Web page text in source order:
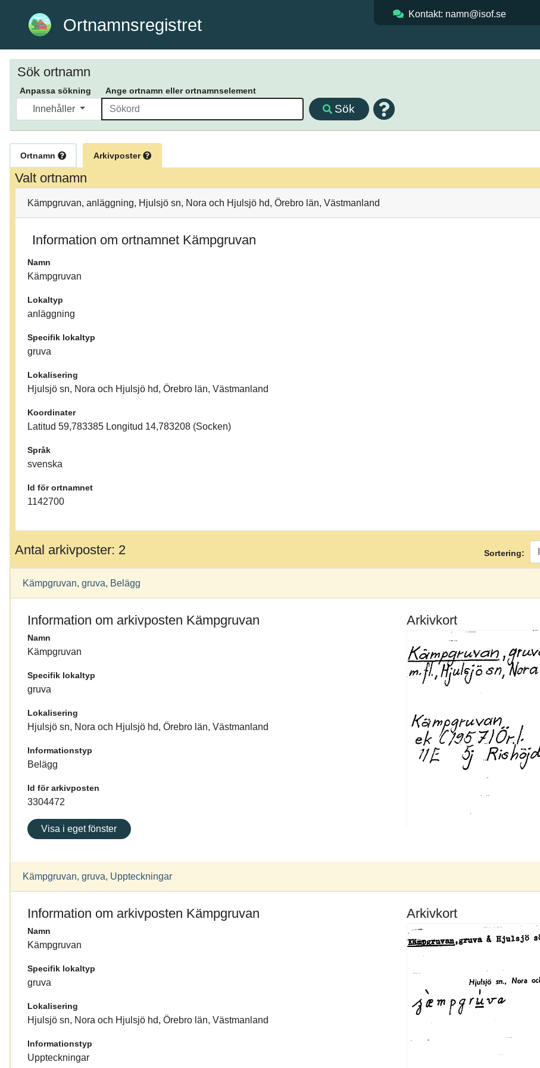
Ortnamnsregistret
Kontakt: namn@isof.se
Sök ortnamn
Anpassa sökning Ange ortnamn eller ortnamnselement
Innehåller Sök
Ortnamn Arkivposter
Valt ortnamn
Kämpgruvan, anläggning, Hjulsjö sn, Nora och Hjulsjö hd, Örebro län, Västmanland
Information om ortnamnet Kämpgruvan
Namn
Kämpgruvan
Lokaltyp
anläggning
Specifik lokaltyp
gruva
Lokalisering
Hjulsjö sn, Nora och Hjulsjö hd, Örebro län, Västmanland
Koordinater
Latitud 59,783385 Longitud 14,783208 (Socken)
Språk
svenska
Id för ortnamnet
1142700
Antal arkivposter: 2 Sortering:
Kämpgruvan, gruva, Belägg
Information om arkivposten Kämpgruvan
Namn
Kämpgruvan
Specifik lokaltyp
gruva
Lokalisering
Hjulsjö sn, Nora och Hjulsjö hd, Örebro län, Västmanland
Informationstyp
Belägg
Id för arkivposten
3304472
Visa i eget fönster
Arkivkort
Kämpgruvan, gruva, Uppteckningar
Information om arkivposten Kämpgruvan
Namn
Kämpgruvan
Specifik lokaltyp
gruva
Lokalisering
Hjulsjö sn, Nora och Hjulsjö hd, Örebro län, Västmanland
Informationstyp
Uppteckningar
Arkivkort